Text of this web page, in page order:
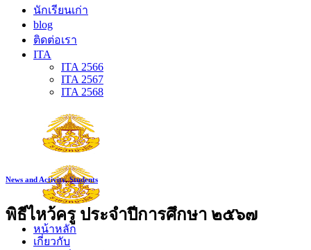
นักเรียนเก่า
blog
ติดต่อเรา
ITA
ITA 2566
ITA 2567
ITA 2568
หน้าหลัก
เกี่ยวกับ
News and Activity,Students
พิธีไหว้ครู ประจำปีการศึกษา ๒๕๖๗